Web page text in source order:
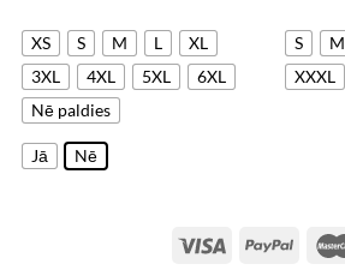
through
€82.00
XS S M L
XL
3XL
4XL 5XL
6XL
Nē paldies
Jā Nē
S M
XXXL